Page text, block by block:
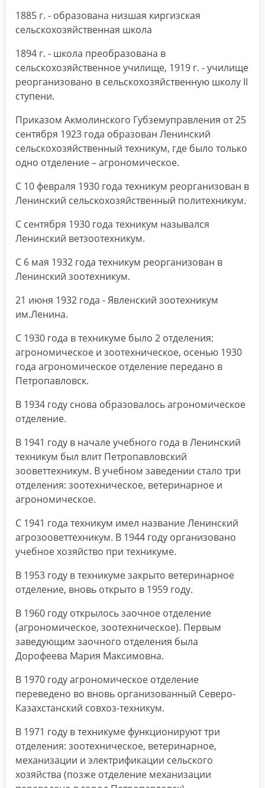
1885 г. - образована низшая киргизская
сельскохозяйственная школа
1894 г. - школа преобразована в
сельскохозяйственное училище, 1919 г. - училище
реорганизовано в сельскохозяйственную школу II
ступени.
Приказом Акмолинского Губземуправления от 25
сентября 1923 года образован Ленинский
сельскохозяйственный техникум, где было только
одно отделение – агрономическое.
С 10 февраля 1930 года техникум реорганизован в
Ленинский сельскохозяйственный политехникум.
С сентября 1930 года техникум назывался
Ленинский ветзоотехникум.
С 6 мая 1932 года техникум реорганизован в
Ленинский зоотехникум.
21 июня 1932 года - Явленский зоотехникум
им.Ленина.
С 1930 года в техникуме было 2 отделения:
агрономическое и зоотехническое, осенью 1930
года агрономическое отделение передано в
Петропавловск.
В 1934 году снова образовалось агрономическое
отделение.
В 1941 году в начале учебного года в Ленинский
техникум был влит Петропавловский
зооветтехникум. В учебном заведении стало три
отделения: зоотехническое, ветеринарное и
агрономическое.
С 1941 года техникум имел название Ленинский
агрозооветтехникум. В 1944 году организовано
учебное хозяйство при техникуме.
В 1953 году в техникуме закрыто ветеринарное
отделение, вновь открыто в 1959 году.
В 1960 году открылось заочное отделение
(агрономическое, зоотехническое). Первым
заведующим заочного отделения была
Дорофеева Мария Максимовна.
В 1970 году агрономическое отделение
переведено во вновь организованный Северо-
Казахстанский совхоз-техникум.
В 1971 году в техникуме функционируют три
отделения: зоотехническое, ветеринарное,
механизации и электрификации сельского
хозяйства (позже отделение механизации